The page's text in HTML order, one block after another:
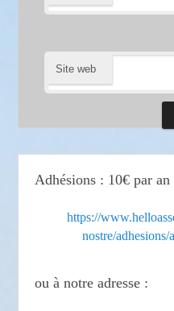
Site web
Adhésions : 10€ par
https://
nostre/adhesions/
ou à notre adresse :